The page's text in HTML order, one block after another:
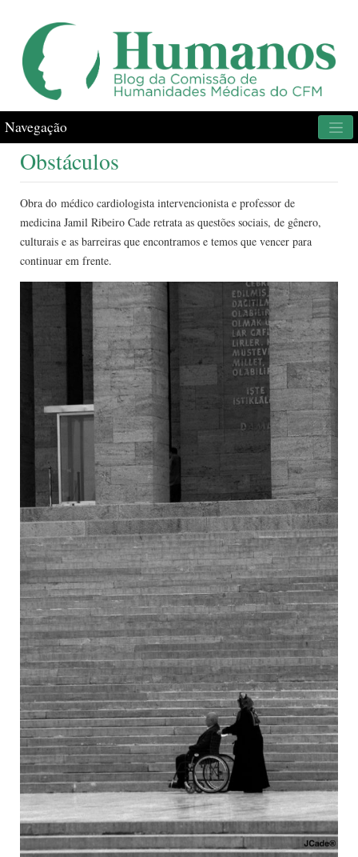
Navegação
Obstáculos
Obra do médico cardiologista intervencionista e professor de
medicina Jamil Ribeiro Cade retrata as questões sociais, de gênero,
culturais e as barreiras que encontramos e temos que vencer para
continuar em frente.